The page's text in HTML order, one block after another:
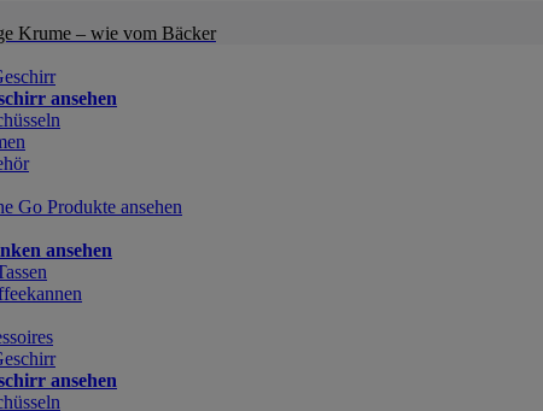
Krume – wie vom Bäcker
ansehen
Go Produkte ansehen
ansehen
ansehen